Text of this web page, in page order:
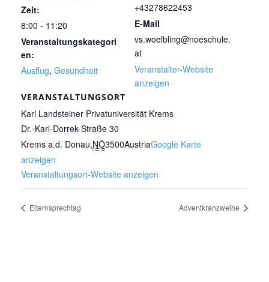
Zeit:
8:00 - 11:20
Veranstaltungskategori
en:
Ausflug, Gesundheit
VERANSTALTUNGSORT
Karl Landsteiner Privatuniversität Krems
Dr.-Karl-Dorrek-Straße 30
Krems a.d. Donau,NÖ3500AustriaGoogle Karte
anzeigen
Veranstaltungsort-Website anzeigen
+43278622453
E-Mail
vs.woelbling@noeschule.
at
Veranstalter-Website
anzeigen
Elternsprechtag Adventkranzweihe